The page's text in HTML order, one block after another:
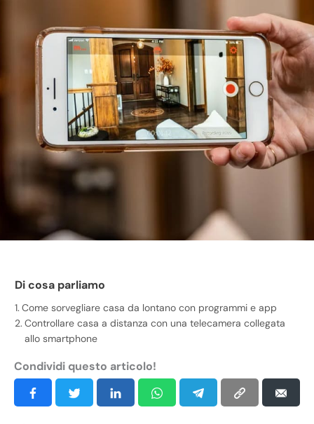
Di cosa parliamo
Come sorvegliare casa da lontano con programmi e app
Controllare casa a distanza con una telecamera collegata
allo smartphone
Condividi questo articolo!